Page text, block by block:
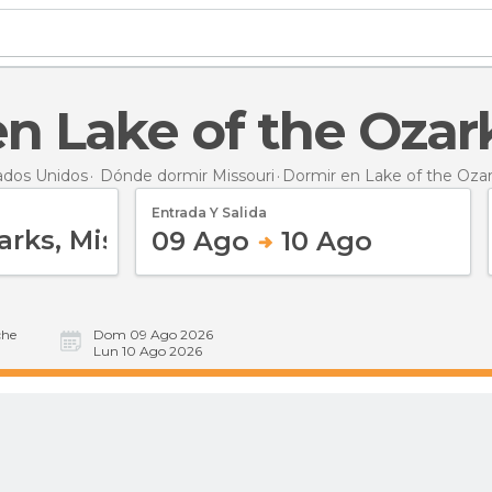
Lake of the
Unidos Dónde dormir Missouri Dormir en Lake of the
Entrada Y Salida
09 Ago 10 Ago
Dom 09 Ago 2026
Lun 10 Ago 2026